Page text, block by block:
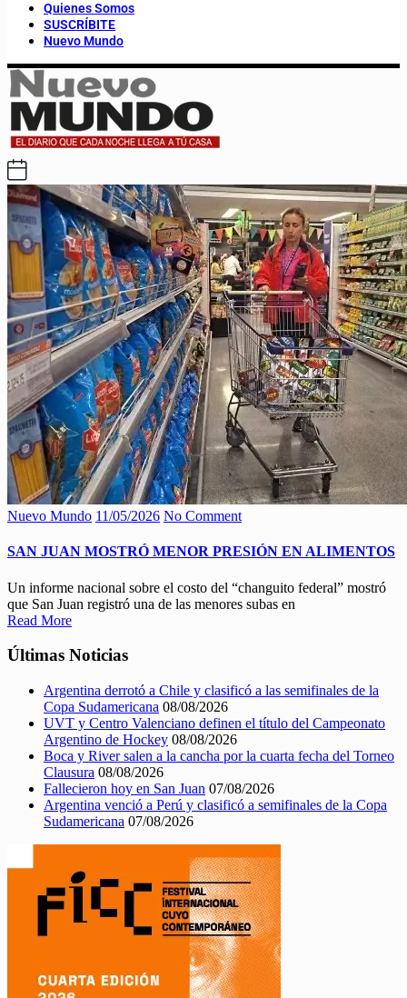
Quienes Somos
SUSCRÍBITE
Nuevo Mundo
Nuevo Mundo 11/05/2026 No Comment
SAN JUAN MOSTRÓ MENOR PRESIÓN EN ALIMENTOS
Un informe nacional sobre el costo del “changuito federal” mostró
que San Juan registró una de las menores subas en
Read More
Últimas Noticias
Argentina derrotó a Chile y clasificó a las semifinales de la
Copa Sudamericana 08/08/2026
UVT y Centro Valenciano definen el título del Campeonato
Argentino de Hockey 08/08/2026
Boca y River salen a la cancha por la cuarta fecha del Torneo
Clausura 08/08/2026
Fallecieron hoy en San Juan 07/08/2026
Argentina venció a Perú y clasificó a semifinales de la Copa
Sudamericana 07/08/2026